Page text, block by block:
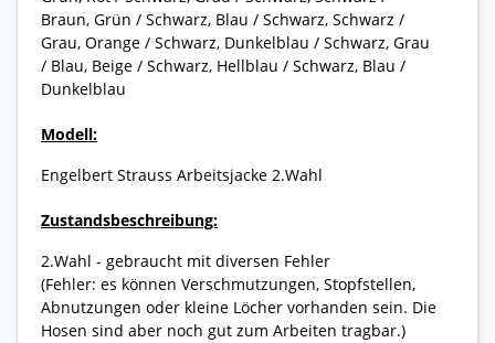
Braun, Grün / Schwarz, Blau / Schwarz, Schwarz /
Grau, Orange / Schwarz, Dunkelblau / Schwarz, Grau
/ Blau, Beige / Schwarz, Hellblau / Schwarz, Blau /
Dunkelblau
Modell:
Engelbert Strauss Arbeitsjacke 2.Wahl
Zustandsbeschreibung:
2.Wahl - gebraucht mit diversen Fehler
(Fehler: es können Verschmutzungen, Stopfstellen,
Abnutzungen oder kleine Löcher vorhanden sein. Die
Hosen sind aber noch gut zum Arbeiten tragbar.)